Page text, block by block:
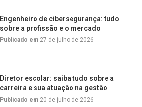
Engenheiro de cibersegurança: tudo
sobre a profissão e o mercado
Publicado em 27 de julho de 2026
Diretor escolar: saiba tudo sobre a
carreira e sua atuação na gestão
Publicado em 20 de julho de 2026